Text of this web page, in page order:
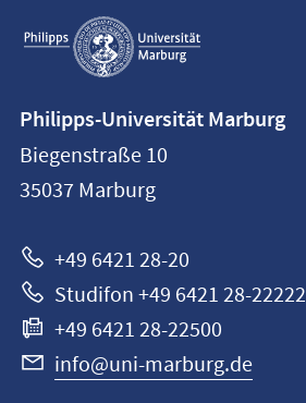
Service-
Navigation
Philipps-
Universität
Marburg
Philipps-Universität Marburg
Biegenstraße 10
35037 Marburg
+49 6421 28-20
Studifon +49 6421 28-22222
+49 6421 28-22500
info@uni-marburg.de